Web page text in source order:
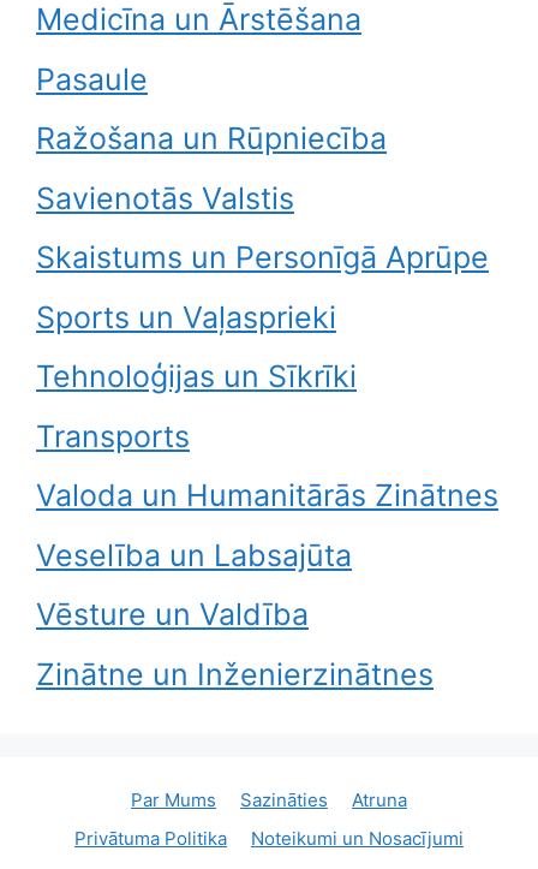
Medicīna un Ārstēšana
Pasaule
Ražošana un Rūpniecība
Savienotās Valstis
Skaistums un Personīgā Aprūpe
Sports un Vaļasprieki
Tehnoloģijas un Sīkrīki
Transports
Valoda un Humanitārās Zinātnes
Veselība un Labsajūta
Vēsture un Valdība
Zinātne un Inženierzinātnes
Par Mums Sazināties
Atruna
Privātuma Politika
Noteikumi un Nosacījumi